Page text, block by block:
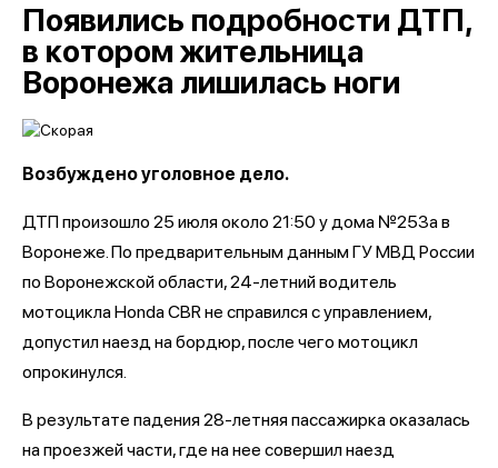
Появились подробности ДТП,
в котором жительница
Воронежа лишилась ноги
Возбуждено уголовное дело.
ДТП произошло 25 июля около 21:50 у дома №253а в
Воронеже. По предварительным данным ГУ МВД России
по Воронежской области, 24-летний водитель
мотоцикла Honda CBR не справился с управлением,
допустил наезд на бордюр, после чего мотоцикл
опрокинулся.
В результате падения 28-летняя пассажирка оказалась
на проезжей части, где на нее совершил наезд